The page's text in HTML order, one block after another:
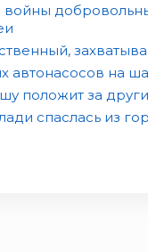
войны
автонасосов на
положит за
спаслась из